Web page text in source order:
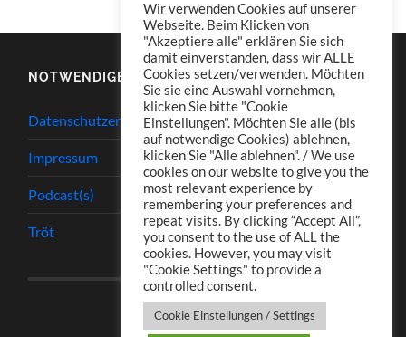
NOTWENDIGES
Datenschutzerklärung
Impressum
Podcast(s)
Tröt
Wir verwenden Cookies auf unserer
Webseite. Beim Klicken von
"Akzeptiere alle" erklären Sie sich
damit einverstanden, dass wir ALLE
Cookies setzen/verwenden. Möchten
Sie sie eine Auswahl vornehmen,
klicken Sie bitte "Cookie
Einstellungen". Möchten Sie alle (bis
auf notwendige Cookies) ablehnen,
klicken Sie "Alle ablehnen". / We use
cookies on our website to give you the
most relevant experience by
remembering your preferences and
repeat visits. By clicking “Accept All”,
you consent to the use of ALL the
cookies. However, you may visit
"Cookie Settings" to provide a
controlled consent.
Cookie Einstellungen / Settings